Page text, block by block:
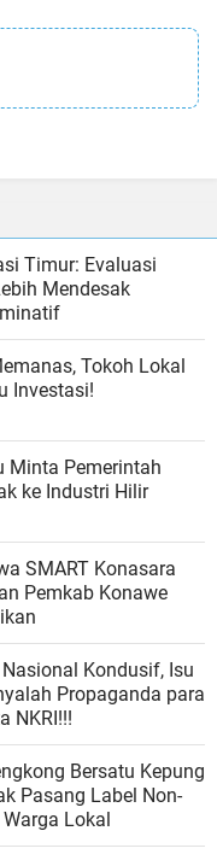
Timur: Evaluasi
Mendesak
Tokoh Lokal
Investasi!
Minta Pemerintah
ke Industri Hilir
SMART Konasara
Pemkab Konawe
Propaganda para
cinta NKRI!!!
Bersatu Kepung
Pasang Label Non-
Lokal